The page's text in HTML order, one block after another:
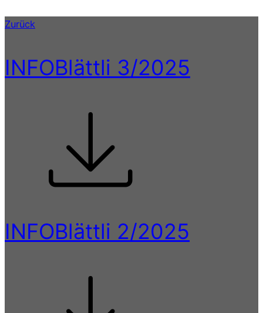
Zurück
INFOBlättli 3/2025
INFOBlättli 2/2025